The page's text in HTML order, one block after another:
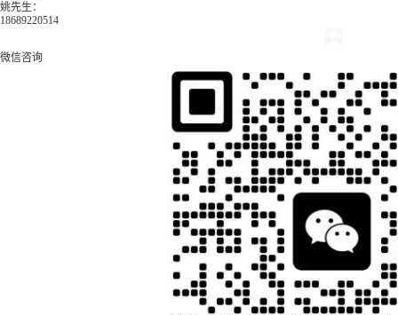
姚先生：
18689220514
微信咨询